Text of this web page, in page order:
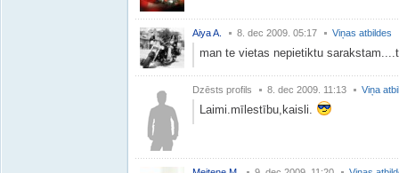
Aiya A. 8. dec 2009. 05:17 Viņas atbildes
man te vietas nepietiktu
Dzēsts profils 8. dec 2009. 11:13 Viņa
Laimi.mīlestību,kaisli.